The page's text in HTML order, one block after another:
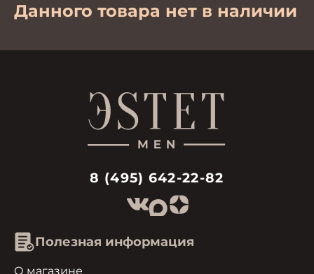
Данного товара нет в наличии
8 (495) 642-22-82
Полезная информация
О магазине